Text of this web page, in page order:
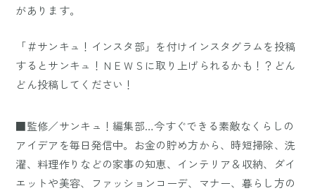
があります。
「＃サンキュ！インスタ部」を付けインスタグラムを投稿
するとサンキュ！ＮＥＷＳに取り上げられるかも！？どん
どん投稿してください！
■監修／サンキュ！編集部…今すぐできる素敵なくらしの
アイデアを毎日発信中。お金の貯め方から、時短掃除、洗
濯、料理作りなどの家事の知恵、インテリア＆収納、ダイ
エットや美容、ファッションコーデ、マナー、暮らし方の